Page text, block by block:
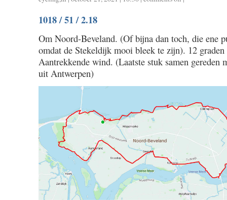
/
2.05
1018 / 51 / 2.18
Om Noord-Beveland. (Of bijna dan toch, die ene
omdat de Stekeldijk mooi bleek te zijn). 12 graden
Aantrekkende wind. (Laatste stuk samen gereden
uit Antwerpen)